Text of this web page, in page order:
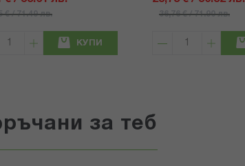
€ / 71.49 лв.
КУПИ
36,76 € / 71.90 лв.
за теб